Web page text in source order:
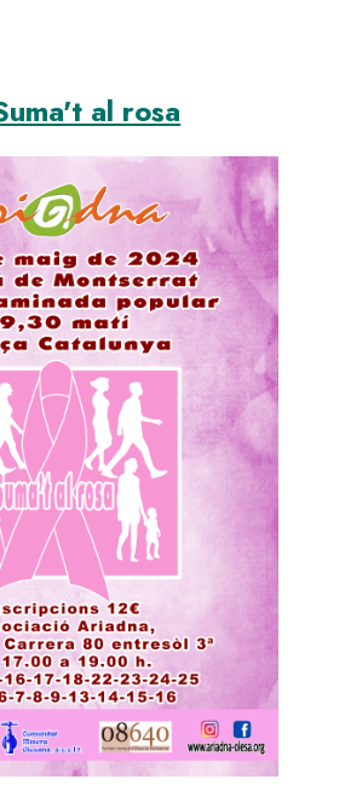
al rosa